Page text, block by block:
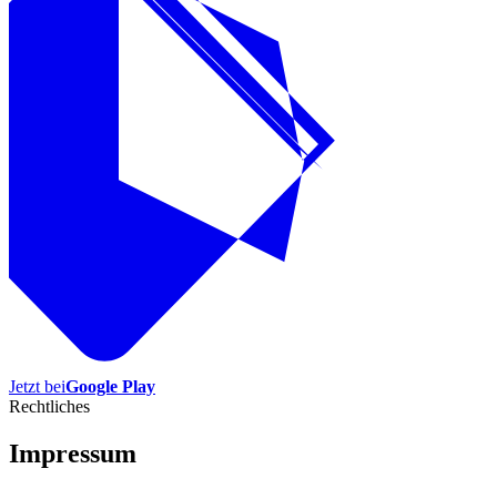
Jetzt beiGoogle Play
Rechtliches
Impressum